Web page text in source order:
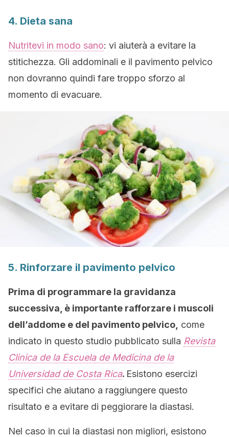
4. Dieta sana
Nutritevi in modo sano: vi aiuterà a evitare la
stitichezza. Gli addominali e il pavimento pelvico
non dovranno quindi fare troppo sforzo al
momento di evacuare.
5. Rinforzare il pavimento pelvico
Prima di programmare la gravidanza
successiva, è importante rafforzare i muscoli
dell’addome e del pavimento pelvico, come
indicato in questo studio pubblicato sulla Revista
Clinica de la Escuela de Medicina de la
Universidad de Costa Rica. Esistono esercizi
specifici che aiutano a raggiungere questo
risultato e a evitare di peggiorare la diastasi.
Nel caso in cui la diastasi non migliori, esistono